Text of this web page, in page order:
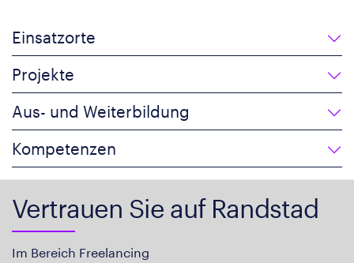
Einsatzorte
Projekte
Aus- und Weiterbildung
Kompetenzen
Vertrauen Sie auf Randstad
Im Bereich Freelancing